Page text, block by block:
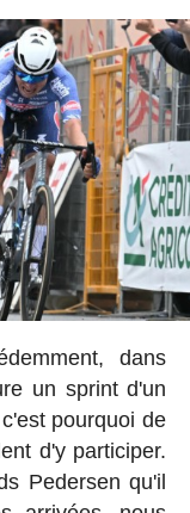
dans
un sprint d'un
pourquoi de
d'y participer.
Pedersen qu'il